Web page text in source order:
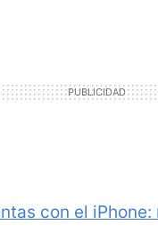
con el